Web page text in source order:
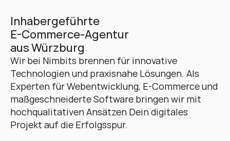
Inhabergeführte
E-Commerce-Agentur
aus Würzburg
Wir bei Nimbits brennen für innovative
Technologien und praxisnahe Lösungen. Als
Experten für Webentwicklung, E-Commerce und
maßgeschneiderte Software bringen wir mit
hochqualitativen Ansätzen Dein digitales
Projekt auf die Erfolgsspur.